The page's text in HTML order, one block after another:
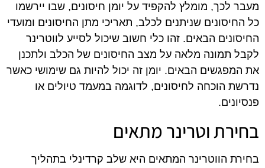
מעבר לכך, מומלץ להקפיד על יומן חיסונים, שבו יירשמו
כל החיסונים שניתנים לכלב, תאריכי מתן החיסונים ומועדי
החיסונים הבאים. זהו כלי חשוב שיכול לסייע לווטרינר
לקבל תמונה מלאה על מצב החיסונים של הכלב ולתכנן
את המפגשים הבאים. יומן זה יכול להיות גם שימושי כאשר
נדרשת הוכחה לחיסונים, לדוגמה במעמד טיולים או
פנסיונים.
בחירת וטרינר מתאים
בחירת הווטרינר המתאים היא שלב קרדינלי בתהליך